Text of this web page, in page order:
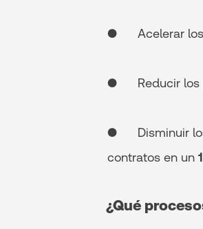
● Acelerar los
● Reducir los
● Disminuir los
contratos en un
¿Qué